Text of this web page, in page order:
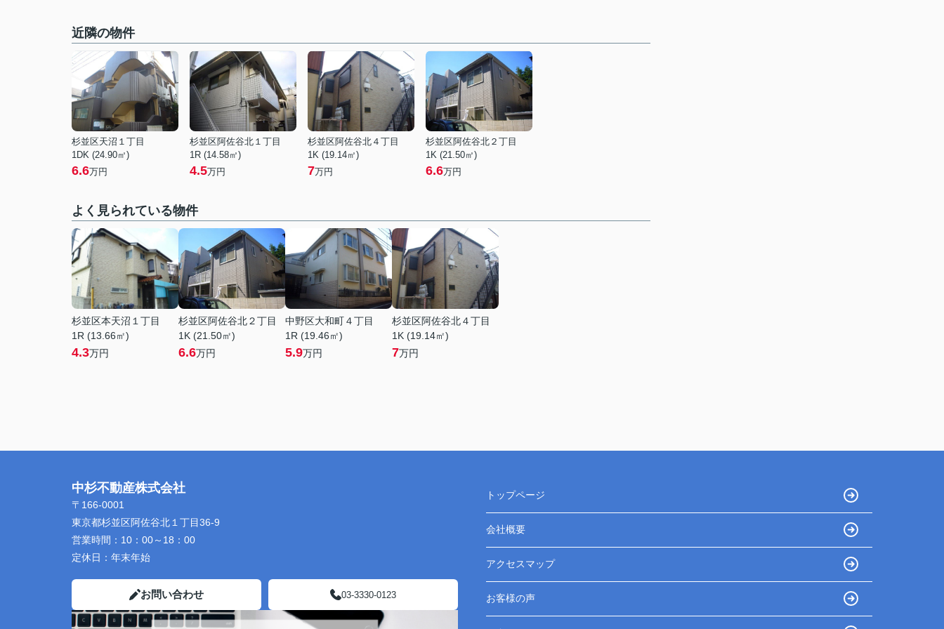
近隣の物件
杉並区天沼１丁目
1DK (24.90㎡)
6.6万円
杉並区阿佐谷北１丁目
1R (14.58㎡)
4.5万円
杉並区阿佐谷北４丁目
1K (19.14㎡)
7万円
杉並区阿佐谷北２丁目
1K (21.50㎡)
6.6万円
よく見られている物件
杉並区本天沼１丁目
1R (13.66㎡)
4.3万円
杉並区阿佐谷北２丁目
1K (21.50㎡)
6.6万円
中野区大和町４丁目
1R (19.46㎡)
5.9万円
杉並区阿佐谷北４丁目
1K (19.14㎡)
7万円
中杉不動産株式会社
〒166-0001
東京都杉並区阿佐谷北１丁目36-9
営業時間： 10：00～18：00
定休日： 年末年始
お問い合わせ 03-3330-0123
トップページ
会社概要
アクセスマップ
お客様の声